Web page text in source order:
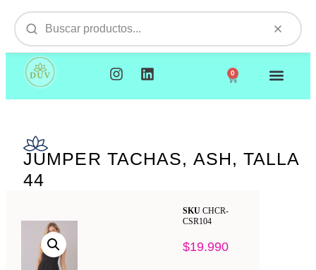
0
JUMPER TACHAS, ASH, TALLA
44
SKUCHCR-
CSR104
$19.990